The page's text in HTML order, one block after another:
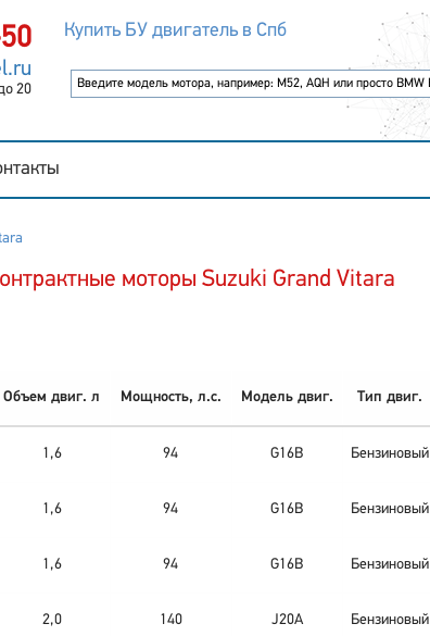
20
Купить БУ двигатель в Спб
моторы Suzuki Grand Vitara
Объем двиг. л Мощность, л.с. Модель двиг. Тип двиг.
1,6 94 G16B Бензиновый
1,6 94 G16B Бензиновый
1,6 94 G16B Бензиновый
2,0 140 J20A Бензиновый